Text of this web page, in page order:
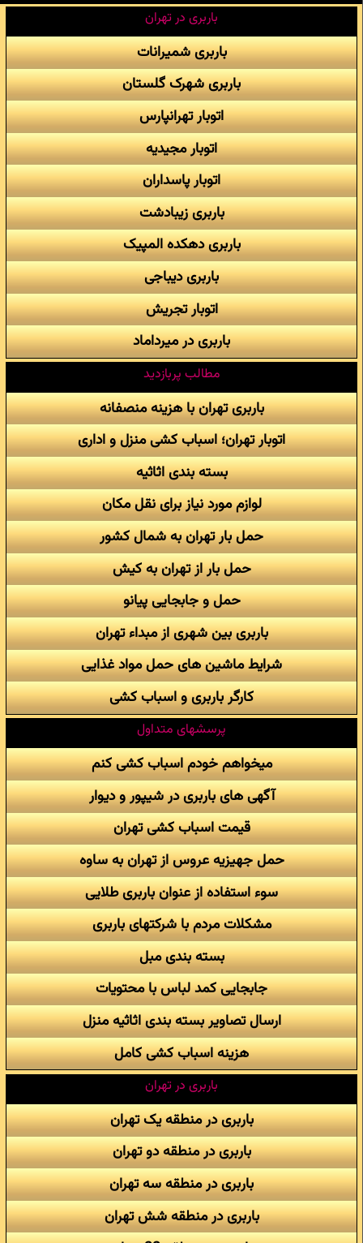
باربری در تهران
باربری شمیرانات
باربری شهرک گلستان
اتوبار تهرانپارس
اتوبار مجیدیه
اتوبار پاسداران
باربری زیبادشت
باربری دهکده المپیک
باربری دیباجی
اتوبار تجریش
باربری در میرداماد
مطالب پربازدید
باربری تهران با هزینه منصفانه
اتوبار تهران؛ اسباب کشی منزل و اداری
بسته بندی اثاثیه
لوازم مورد نیاز برای نقل مکان
حمل بار تهران به شمال کشور
حمل بار از تهران به کیش
حمل و جابجایی پیانو
باربری بین شهری از مبداء تهران
شرایط ماشین های حمل مواد غذایی
کارگر باربری و اسباب کشی
پرسشهای متداول
میخواهم خودم اسباب کشی کنم
آگهی های باربری در شیپور و دیوار
قیمت اسباب کشی تهران
حمل جهیزیه عروس از تهران به ساوه
سوء استفاده از عنوان باربری طلایی
مشکلات مردم با شرکتهای باربری
بسته بندی مبل
جابجایی کمد لباس با محتویات
ارسال تصاویر بسته بندی اثاثیه منزل
هزینه اسباب کشی کامل
باربری در تهران
باربری در منطقه یک تهران
باربری در منطقه دو تهران
باربری در منطقه سه تهران
باربری در منطقه شش تهران